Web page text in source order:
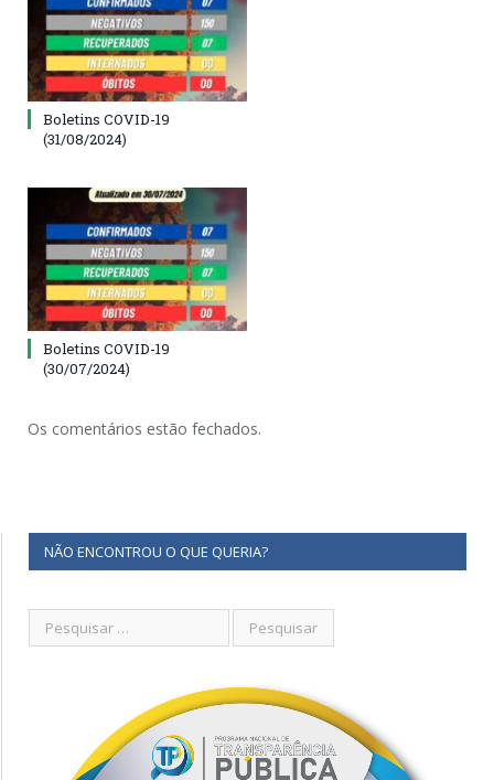
Boletins COVID-19
(31/08/2024)
Boletins COVID-19
(30/07/2024)
Os comentários estão fechados.
NÃO ENCONTROU O QUE QUERIA?